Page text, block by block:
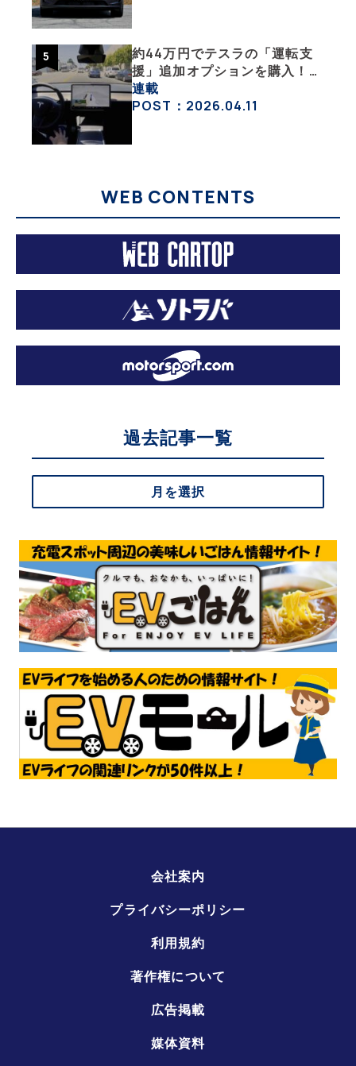
約44万円でテスラの「運転支
援」追加オプションを購入！
果たして価格以上の効果はあっ
たのか？【テスラ沼にはまった
連載
POST：2026.04.11
WEB CONTENTS
過去記事一覧
月を選択
会社案内
プライバシーポリシー
利用規約
著作権について
広告掲載
媒体資料